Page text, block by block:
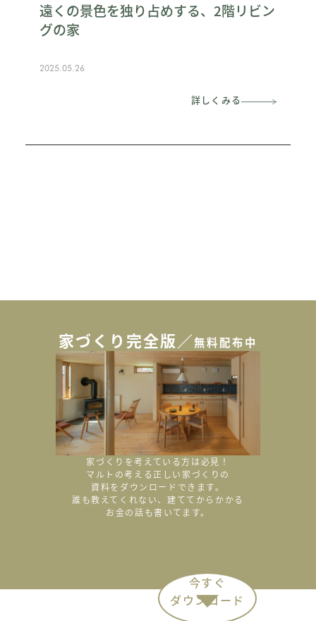
遠くの景色を独り占めする、2階リビン
グの家
2025.05.26
詳しくみる
家づくりを考えている方は必見！
マルトの考える正しい家づくりの
資料をダウンロードできます。
誰も教えてくれない、建ててからかかる
お金の話も書いてます。
家づくり完全版／無料配布中
今すぐ
ダウンロード